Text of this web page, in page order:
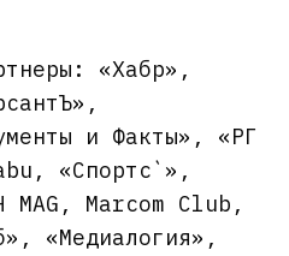
«Хабр»,
и Факты», «РГ
«Спортс`»,
MAG, Marcom Club,
«Медиалогия»,